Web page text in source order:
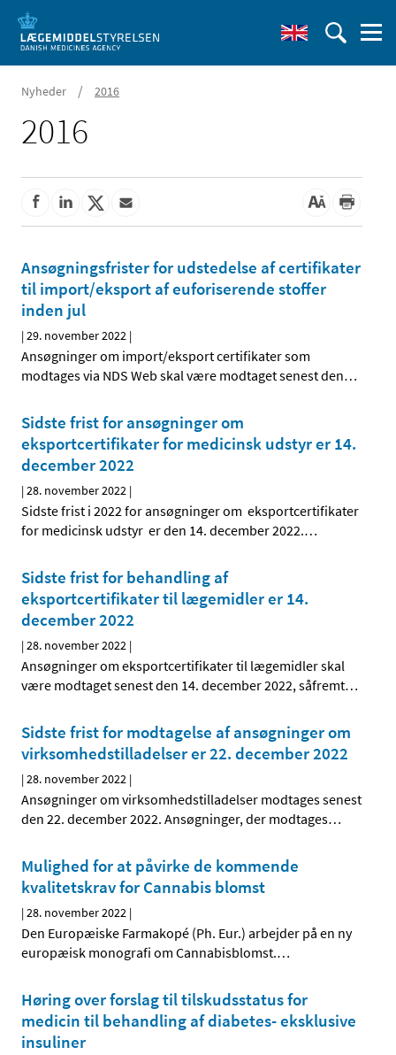
Nyheder / 2016
2016
Ansøgningsfrister for udstedelse af certifikater
til import/eksport af euforiserende stoffer
inden jul
|29. november 2022 |
Ansøgninger om import/eksport certifikater som
modtages via NDS Web skal være modtaget senest den…
Sidste frist for ansøgninger om
eksportcertifikater for medicinsk udstyr er 14.
december 2022
|28. november 2022 |
Sidste frist i 2022 for ansøgninger om eksportcertifikater
for medicinsk udstyr er den 14. december 2022.…
Sidste frist for behandling af
eksportcertifikater til lægemidler er 14.
december 2022
|28. november 2022 |
Ansøgninger om eksportcertifikater til lægemidler skal
være modtaget senest den 14. december 2022, såfremt…
Sidste frist for modtagelse af ansøgninger om
virksomhedstilladelser er 22. december 2022
|28. november 2022 |
Ansøgninger om virksomhedstilladelser modtages senest
den 22. december 2022. Ansøgninger, der modtages…
Mulighed for at påvirke de kommende
kvalitetskrav for Cannabis blomst
|28. november 2022 |
Den Europæiske Farmakopé (Ph. Eur.) arbejder på en ny
europæisk monografi om Cannabisblomst.…
Høring over forslag til tilskudsstatus for
medicin til behandling af diabetes- eksklusive
insuliner